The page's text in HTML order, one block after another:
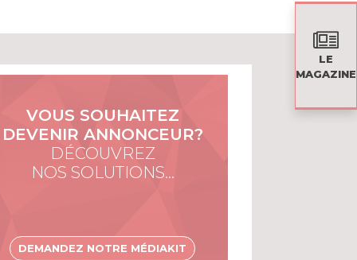
LE
MAGAZINE
VOUS SOUHAITEZ
DEVENIR ANNONCEUR?
DÉCOUVREZ
NOS SOLUTIONS…
DEMANDEZ NOTRE MÉDIAKIT